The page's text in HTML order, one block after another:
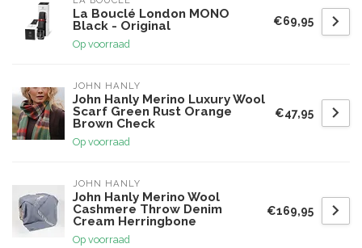
La Bouclé London MONO
Black - Original
Op voorraad
€69,95
JOHN HANLY
John Hanly Merino Luxury Wool
Scarf Green Rust Orange
Brown Check
Op voorraad
€47,95
JOHN HANLY
John Hanly Merino Wool
Cashmere Throw Denim
Cream Herringbone
Op voorraad
€169,95